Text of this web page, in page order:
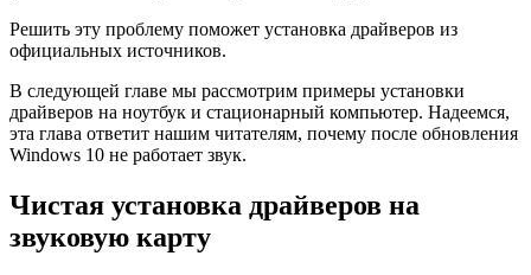
Решить эту проблему поможет установка драйверов из
официальных источников.
В следующей главе мы рассмотрим примеры установки
драйверов на ноутбук и стационарный компьютер. Надеемся,
эта глава ответит нашим читателям, почему после обновления
Windows 10 не работает звук.
Чистая установка драйверов на
звуковую карту